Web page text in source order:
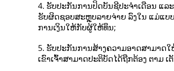
4. ຮັບປະກັນການປິດບັນຊີປະຈຳເດືອນ ແ
ຮັບຜິດຊອບສະຫຼຸບລາຍຈ່າຍ ລົງໃນ ແມ່ແບ
ການເງິນໃຫ້ກັບຜູ້ໃຫ້ທຶນ;
5. ຮັບປະກັນການສ້າງຄວາມອາດສາມາດ
ເຂົາເຈົ້າສາມາດປະຕິບັດໄດ້ຖືກຕ້ອງ ຕາມ